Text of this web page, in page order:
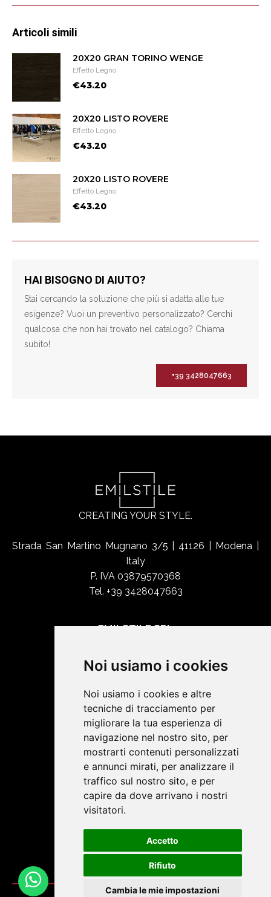
Noi usiamo i cookies
Noi usiamo i cookies e altre
tecniche di tracciamento per
migliorare la tua esperienza di
navigazione nel nostro sito, per
mostrarti contenuti personalizzati
e annunci mirati, per analizzare il
traffico sul nostro sito, e per
capire da dove arrivano i nostri
visitatori.
Accetto
Rifiuto
Cambia le mie impostazioni
Articoli simili
20X20 GRAN TORINO WENGE
Effetto Legno
€43.20
20X20 LISTO ROVERE
Effetto Legno
€43.20
20X20 LISTO ROVERE
Effetto Legno
€43.20
HAI BISOGNO DI AIUTO?
Stai cercando la soluzione che più si adatta alle tue
esigenze? Vuoi un preventivo personalizzato? Cerchi
qualcosa che non hai trovato nel catalogo? Chiama
subito!
+39 3428047663
CREATING YOUR STYLE.
Strada San Martino Mugnano 3/5 | 41126 | Modena |
Italy
P. IVA 03879570368
Tel. +39 3428047663
EMILSTILE SRL
Shop Online
SOCIAL NETWORK
Termini e condizioni